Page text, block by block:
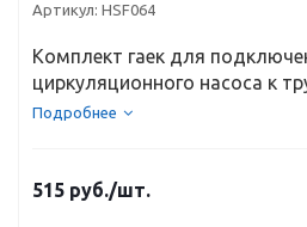
Артикул: HSF064
Комплект гаек для
циркуляционного насоса к
Подробнее
515 руб./шт.